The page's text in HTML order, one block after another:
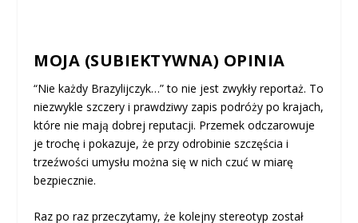
MOJA (SUBIEKTYWNA) OPINIA
“Nie każdy Brazylijczyk…” to nie jest zwykły reportaż. To
niezwykle szczery i prawdziwy zapis podróży po krajach,
które nie mają dobrej reputacji. Przemek odczarowuje
je trochę i pokazuje, że przy odrobinie szczęścia i
trzeźwości umysłu można się w nich czuć w miarę
bezpiecznie.
Raz po raz przeczytamy, że kolejny stereotyp został